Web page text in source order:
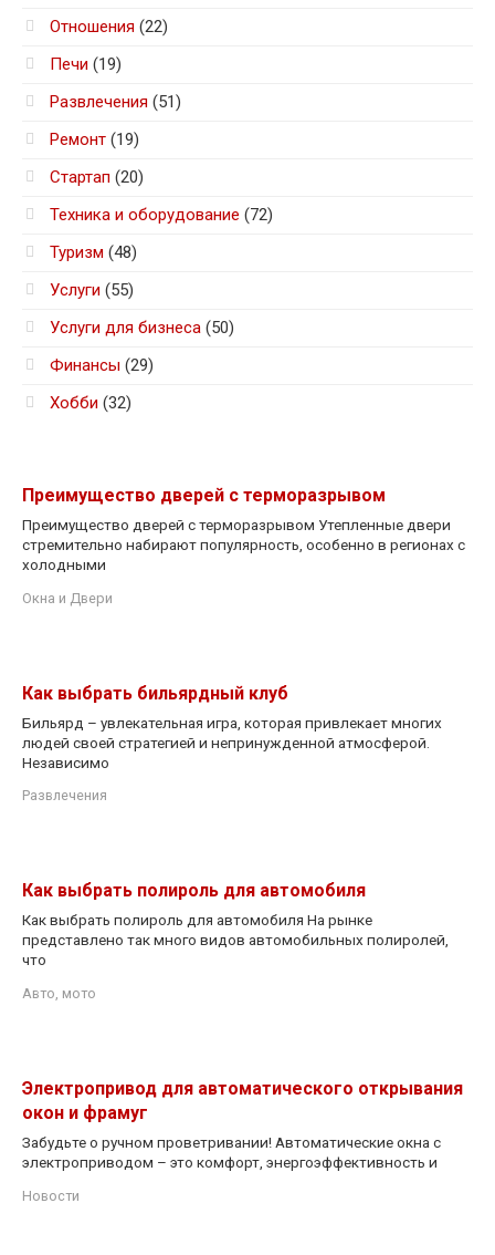
Отношения (22)
Печи (19)
Развлечения (51)
Ремонт (19)
Стартап (20)
Техника и оборудование (72)
Туризм (48)
Услуги (55)
Услуги для бизнеса (50)
Финансы (29)
Хобби (32)
Преимущество дверей с терморазрывом
Преимущество дверей с терморазрывом Утепленные двери
стремительно набирают популярность, особенно в регионах с
холодными
Окна и Двери
Как выбрать бильярдный клуб
Бильярд – увлекательная игра, которая привлекает многих
людей своей стратегией и непринужденной атмосферой.
Независимо
Развлечения
Как выбрать полироль для автомобиля
Как выбрать полироль для автомобиля На рынке
представлено так много видов автомобильных полиролей,
что
Авто, мото
Электропривод для автоматического открывания
окон и фрамуг
Забудьте о ручном проветривании! Автоматические окна с
электроприводом – это комфорт, энергоэффективность и
Новости